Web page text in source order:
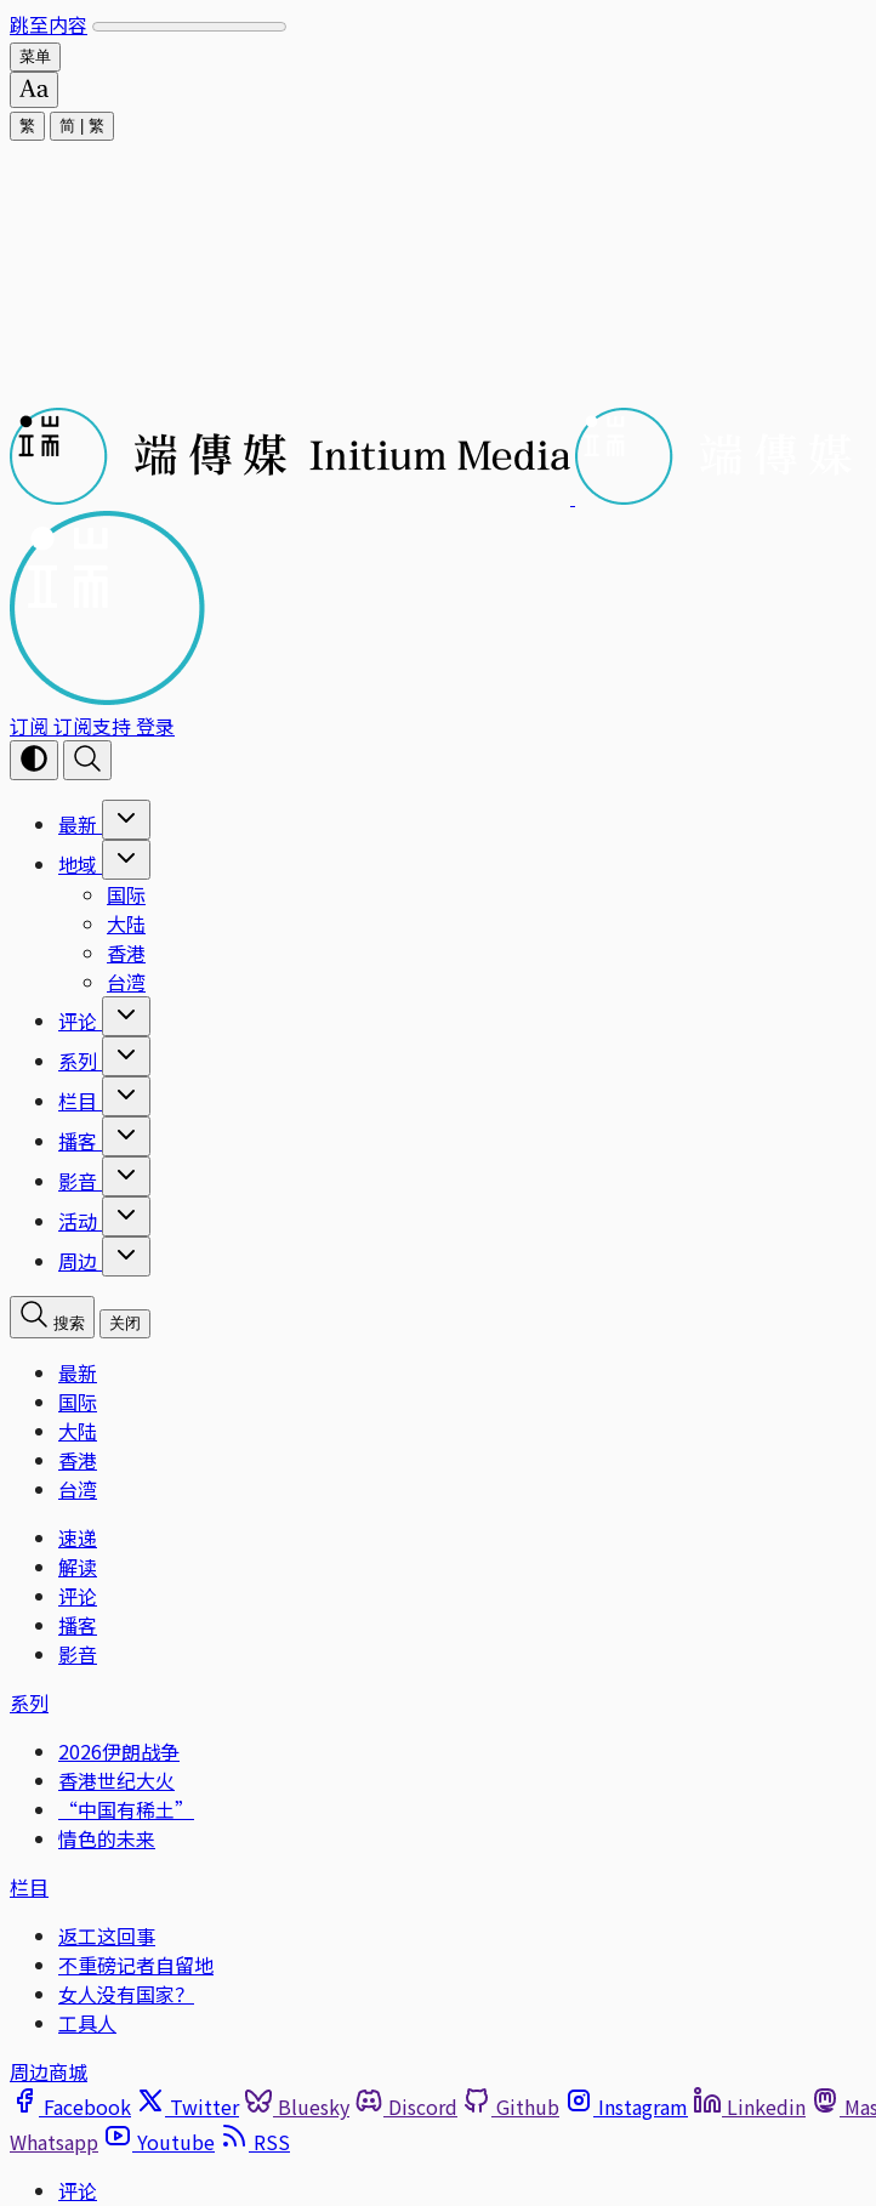
跳至内容
菜单
繁 简 繁
订阅 订阅支持登录
最新
地域
国际
大陆
香港
台湾
评论
系列
栏目
播客
影音
活动
周边
搜索 关闭
最新
国际
大陆
香港
台湾
速递
解读
评论
播客
影音
系列
2026伊朗战争
香港世纪大火
“中国有稀土”
情色的未来
栏目
返工这回事
不重磅记者自留地
女人没有国家？
工具人
周边商城
Facebook
Twitter Bluesky Discord Github Instagram Linkedin
Whatsapp
Youtube
RSS
评论